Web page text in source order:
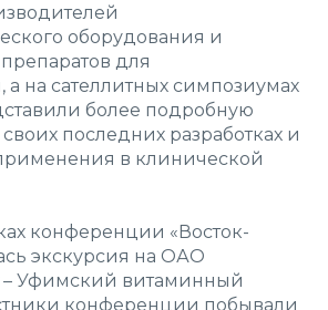
оборудования и
для
а на сателлитных симпозиумах
более подробную
последних разработках и
применения в клинической
конференции «Восток-
экскурсия на ОАО
– Уфимский витаминный
конференции побывали